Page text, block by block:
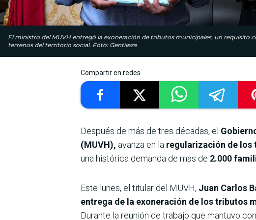
El ministro del MUVH entregó la exoneración de tributos municipales, un requisito
terrenos del territorio social. Foto: Gentileza
Compartir en redes
Después de más de tres décadas, el
(MUVH), avanza en la regularización de los
una histórica demanda de más de 2.000
Este lunes, el titular del MUVH, Juan Carlos
entrega de la exoneración de los tributos
Durante la reunión de trabajo que mantuvo